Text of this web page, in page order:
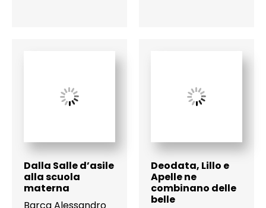
Dalla Salle d’asile
alla scuola
materna
Deodata, Lillo e
Apelle ne
combinano delle
belle